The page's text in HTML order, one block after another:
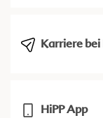
Karriere bei
HiPP App